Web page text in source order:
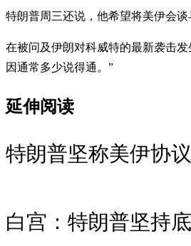
特朗普周三还说，他希望将美伊会
在被问及伊朗对科威特的最新袭击
因通常多少说得通。”
延伸阅读
特朗普坚称美伊协
白宫：特朗普坚持